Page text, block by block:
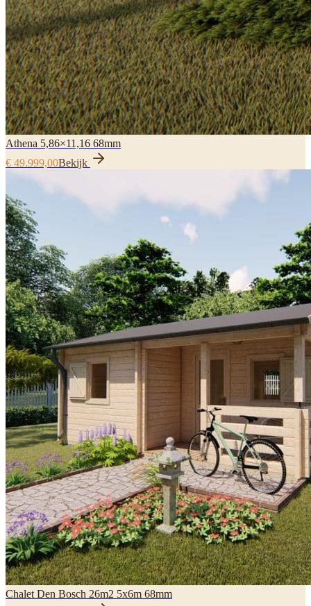
Athena 5,86×11,16 68mm
€ 49.999,00Bekijk
Chalet Den Bosch 26m2 5x6m 68mm